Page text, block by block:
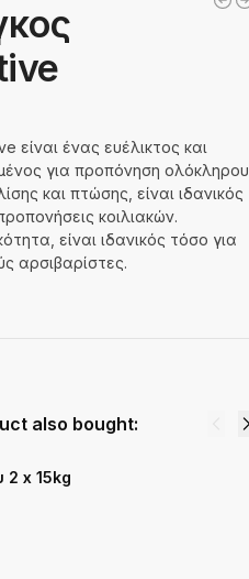
ένας ευέλικτος και
για προπόνηση ολόκληρου
και πτώσης, είναι ιδανικός
κοιλιακών.
είναι ιδανικός τόσο για
αρσιβαρίστες.
also bought:
x 15kg